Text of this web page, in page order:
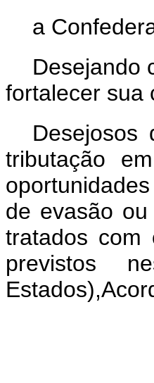
a
Desejando
fortalecer sua
Desejosos
tributação
de evasão
tratados com
previstos